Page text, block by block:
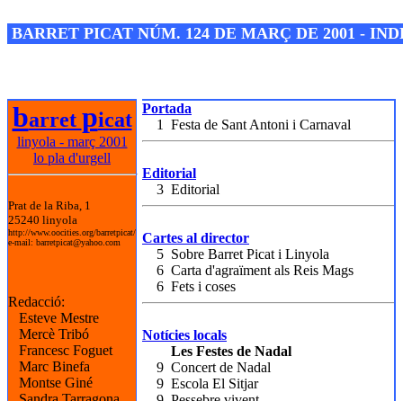
BARRET PICAT NÚM. 124 DE MARÇ DE 2001 -
barret picat
linyola - març 2001
lo pla d'urgell
Prat de la Riba, 1
25240 linyola
http://www.oocities.org/barretpicat/
e-mail: barretpicat@yahoo.com
Redacció:
Esteve Mestre
Mercè Tribó
Francesc Foguet
Marc Binefa
Montse Giné
Portada
1 Festa de Sant Antoni i Carnaval
Editorial
3 Editorial
Cartes al director
5 Sobre Barret Picat i Linyola
6 Carta d'agraïment als Reis Mags
6 Fets i coses
Notícies locals
Les Festes de Nadal
9 Concert de Nadal
9 Escola El Sitjar